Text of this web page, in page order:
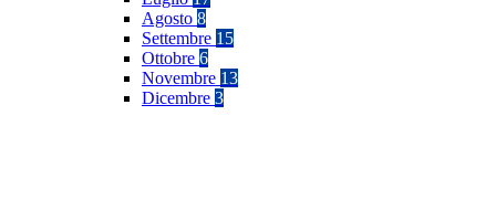
Agosto 8
Settembre 15
Ottobre 6
Novembre 13
Dicembre 3